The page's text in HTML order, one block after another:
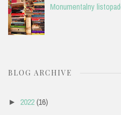
Monumentalny
BLOG ARCHIVE
► 2022(16)